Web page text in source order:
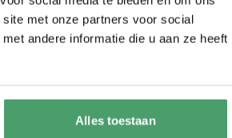
met onze partners voor social
andere informatie die u aan ze heeft
Alles toestaan
beter bestand zijn tegen krassen en
gebruik.